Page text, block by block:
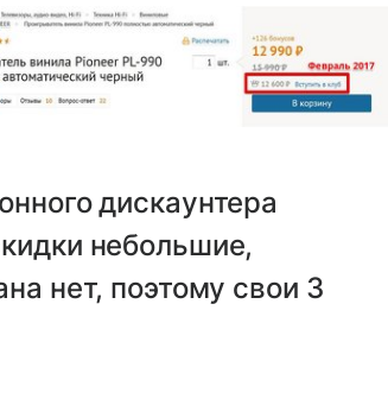
дискаунтера
небольшие,
нет, поэтому свои 3